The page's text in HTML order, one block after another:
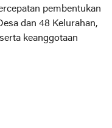
pembentukan
dan 48 Kelurahan,
keanggotaan